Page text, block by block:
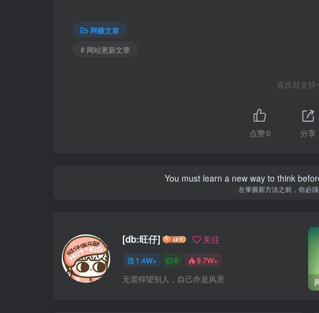
网赚文章
# 网站更新文章
喜欢就支持
点赞0 分享
You must learn a new way to think
在掌握新方法之前，你必
[db:旺仔] 关注
1.4W+ 0 9.7W+
无需仰望别人，自己亦是风景